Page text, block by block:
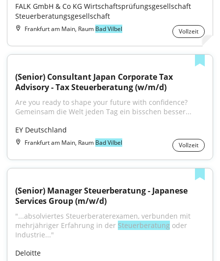
FALK GmbH & Co KG Wirtschaftsprüfungsgesellschaft
Steuerberatungsgesellschaft
Frankfurt am Main, Raum Bad Vilbel Vollzeit
(Senior) Consultant Japan Corporate Tax
Advisory - Tax Steuerberatung (w/m/d)
Are you ready to shape your future with confidence?
Gemeinsam die Welt jeden Tag ein bisschen besser...
EY Deutschland
Frankfurt am Main, Raum Bad Vilbel Vollzeit
(Senior) Manager Steuerberatung - Japanese
Services Group (m/w/d)
"...absolviertes Steuerberaterexamen, verbunden mit
mehrjähriger Erfahrung in der Steuerberatung oder
Industrie..."
Deloitte